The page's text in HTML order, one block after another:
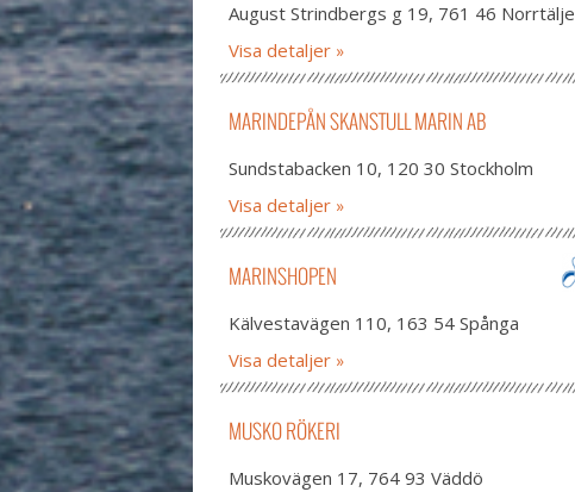
August Strindbergs g 19, 761 46 Norrtälje
Visa detaljer
MARINDEPÅN SKANSTULL MARIN AB
Sundstabacken 10, 120 30 Stockholm
Visa detaljer
MARINSHOPEN
Kälvestavägen 110, 163 54 Spånga
Visa detaljer
MUSKO RÖKERI
Muskovägen 17, 764 93 Väddö